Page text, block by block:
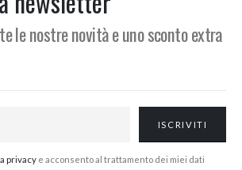
le nostre novità e uno sconto extra
privacy e acconsento al trattamento dei miei dati